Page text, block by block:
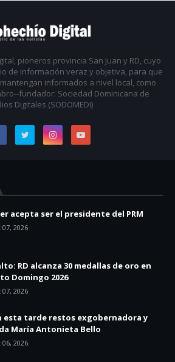
pioneros provincia San Juan y RD, cuyo
de información veraz y objetiva, para que
informados a nivel local, como
fundador: Sociedad Dominicana de
Digitales (SODOMEDI)
acepta ser el presidente del PRM
2026
RD alcanza 30 medallas de oro en
Domingo 2026
2026
esta tarde restos exgobernadora y
María Antonieta Bello
2026